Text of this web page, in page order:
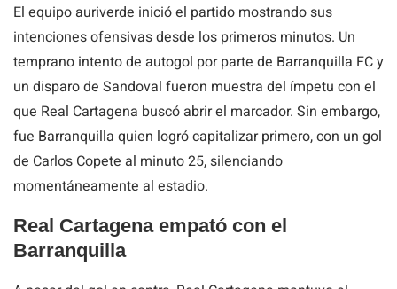
El equipo auriverde inició el partido mostrando sus
intenciones ofensivas desde los primeros minutos. Un
temprano intento de autogol por parte de Barranquilla FC y
un disparo de Sandoval fueron muestra del ímpetu con el
que Real Cartagena buscó abrir el marcador. Sin embargo,
fue Barranquilla quien logró capitalizar primero, con un gol
de Carlos Copete al minuto 25, silenciando
momentáneamente al estadio.
Real Cartagena empató con el
Barranquilla